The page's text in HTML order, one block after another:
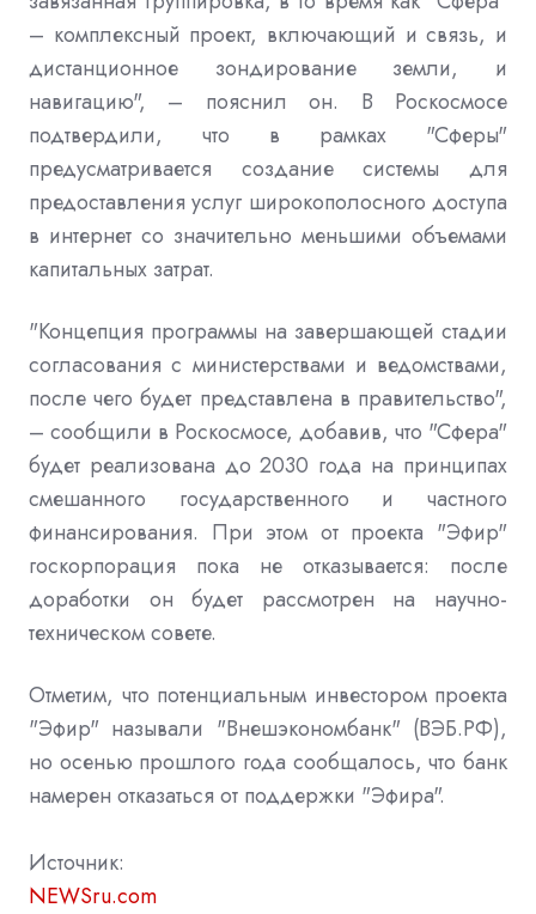
– комплексный проект, включающий и связь, и
дистанционное зондирование земли, и
навигацию", – пояснил он. В Роскосмосе
подтвердили, что в рамках "Сферы"
предусматривается создание системы для
предоставления услуг широкополосного доступа
в интернет со значительно меньшими объемами
капитальных затрат.
"Концепция программы на завершающей стадии
согласования с министерствами и ведомствами,
после чего будет представлена в правительство",
– сообщили в Роскосмосе, добавив, что "Сфера"
будет реализована до 2030 года на принципах
смешанного государственного и частного
финансирования. При этом от проекта "Эфир"
госкорпорация пока не отказывается: после
доработки он будет рассмотрен на научно-
техническом совете.
Отметим, что потенциальным инвестором проекта
"Эфир" называли "Внешэкономбанк" (ВЭБ.РФ),
но осенью прошлого года сообщалось, что банк
намерен отказаться от поддержки "Эфира".
Источник:
NEWSru.com